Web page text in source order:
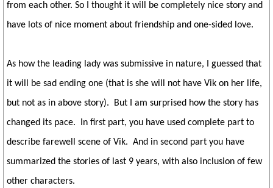
from each other. So I thought it will be completely nice story and
have lots of nice moment about friendship and one-sided love.
As how the leading lady was submissive in nature, I guessed that
it will be sad ending one (that is she will not have Vik on her life,
but not as in above story). But I am surprised how the story has
changed its pace. In first part, you have used complete part to
describe farewell scene of Vik. And in second part you have
summarized the stories of last 9 years, with also inclusion of few
other characters.